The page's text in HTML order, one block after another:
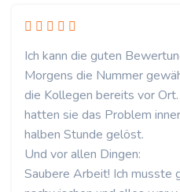
Ich kann die guten
Morgens die Nummer
die Kollegen bereits vor
hatten sie das Problem
halben Stunde gelöst.
Und vor allen Dingen:
Saubere Arbeit! Ich musste